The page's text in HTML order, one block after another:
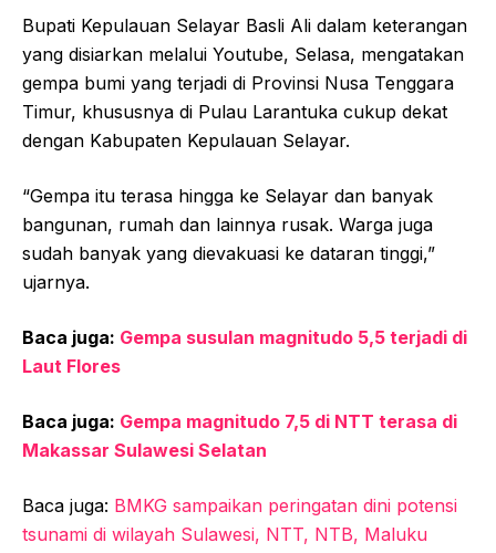
Bupati Kepulauan Selayar Basli Ali dalam keterangan
yang disiarkan melalui Youtube, Selasa, mengatakan
gempa bumi yang terjadi di Provinsi Nusa Tenggara
Timur, khususnya di Pulau Larantuka cukup dekat
dengan Kabupaten Kepulauan Selayar.
“Gempa itu terasa hingga ke Selayar dan banyak
bangunan, rumah dan lainnya rusak. Warga juga
sudah banyak yang dievakuasi ke dataran tinggi,”
ujarnya.
Baca juga: Gempa susulan magnitudo 5,5 terjadi di
Laut Flores
Baca juga: Gempa magnitudo 7,5 di NTT terasa di
Makassar Sulawesi Selatan
Baca juga: BMKG sampaikan peringatan dini potensi
tsunami di wilayah Sulawesi, NTT, NTB, Maluku